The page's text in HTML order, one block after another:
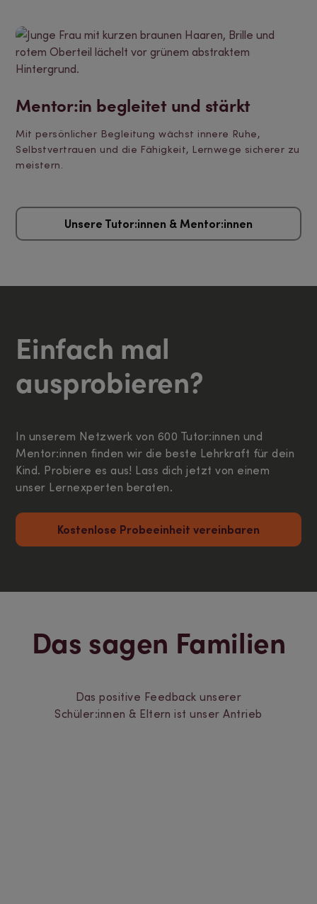
Mentor:in begleitet und stärkt
Mit persönlicher Begleitung wächst innere Ruhe,
Selbstvertrauen und die Fähigkeit, Lernwege sicherer zu
meistern.
Unsere Tutor:innen & Mentor:innen
Einfach mal
ausprobieren?
In unserem Netzwerk von 600 Tutor:innen und
Mentor:innen finden wir die beste Lehrkraft für dein
Kind. Probiere es aus! Lass dich jetzt von einem
unser Lernexperten beraten.
Kostenlose Probeeinheit vereinbaren
Das sagen Familien
Das positive Feedback unserer
Schüler:innen & Eltern ist unser Antrieb